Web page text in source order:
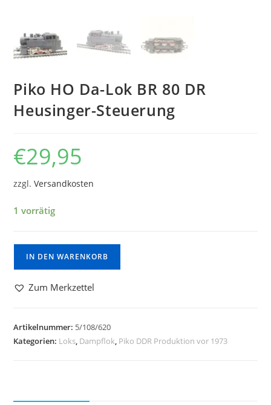
Piko HO Da-Lok BR 80 DR
Heusinger-Steuerung
€29,95
zzgl.Versandkosten
1 vorrätig
IN DEN WARENKORB
Zum Merkzettel
Artikelnummer: 5/108/620
Kategorien: Loks, Dampflok, Piko DDR Produktion vor 1973